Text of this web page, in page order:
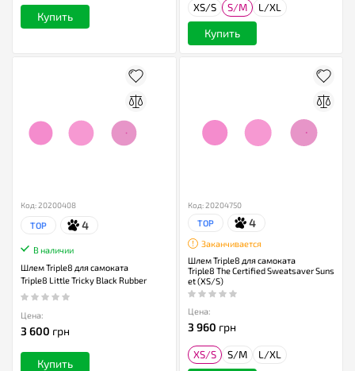
Купить
XS/S S/M L/XL
Купить
Код: 20200408
TOP 4
В наличии
Шлем Triple8 для самоката
Triple8 Little Tricky Black Rubber
Цена:
3 600 грн
Купить
Код: 20204750
TOP 4
Заканчивается
Шлем Triple8 для самоката
Triple8 The Certified Sweatsaver Suns
et (XS/S)
Цена:
3 960 грн
XS/S S/M L/XL